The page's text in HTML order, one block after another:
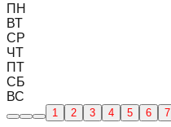
ПН
ВТ
СР
ЧТ
ПТ
СБ
ВС
1 2 3 4 5 6 7